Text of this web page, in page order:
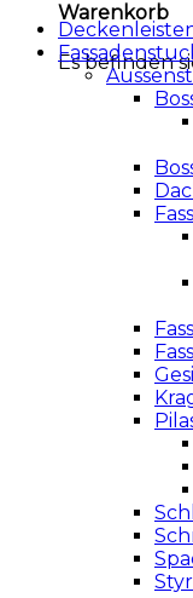
Warenkorb
Es befinden